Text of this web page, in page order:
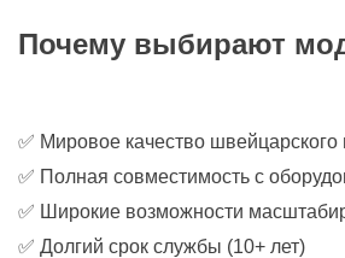
Почему выбирают
✅ Мировое качество швейцарского
✅ Полная совместимость с
✅ Широкие возможности
✅ Долгий срок службы (10+ лет)